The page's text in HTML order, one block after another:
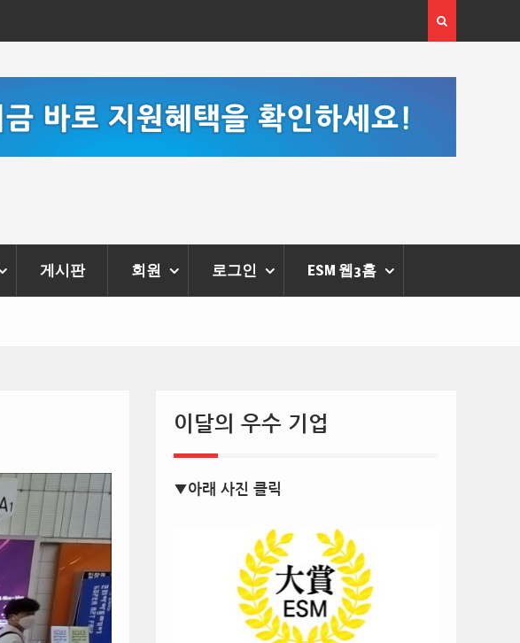
[정봉수 칼럼] 약정휴가의 종류와 운영방법
게시판 회원 로그인 ESM 웹3홈
이달의 우수 기업
▼아래 사진 클릭